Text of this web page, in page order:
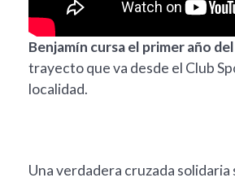
Benjamín cursa el primer año
trayecto que va desde el Club
localidad.
Una verdadera cruzada solidaria